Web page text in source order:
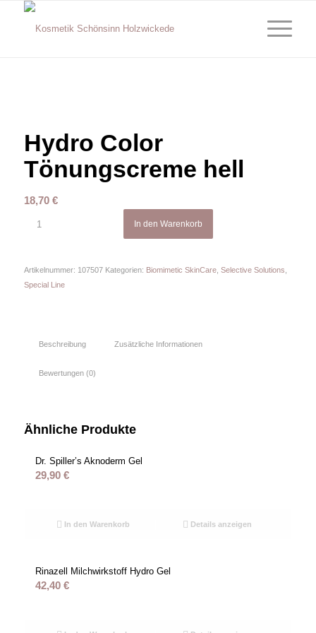
Hydro Color
Tönungscreme hell
18,70 €
In den Warenkorb
Artikelnummer: 107507 Kategorien: Biomimetic SkinCare, Selective Solutions
Special Line
Beschreibung Zusätzliche Informationen
Bewertungen (0)
Ähnliche Produkte
Dr. Spiller’s Aknoderm Gel
29,90 €
In den Warenkorb Details anzeigen
Rinazell Milchwirkstoff Hydro Gel
42,40 €